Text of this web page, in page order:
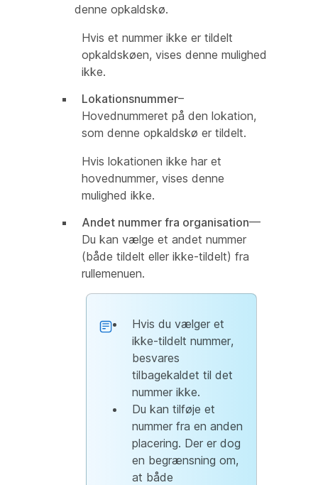
denne opkaldskø.
Hvis et nummer ikke er tildelt
opkaldskøen, vises denne mulighed
ikke.
Lokationsnummer–
Hovednummeret på den lokation,
som denne opkaldskø er tildelt.
Hvis lokationen ikke har et
hovednummer, vises denne
mulighed ikke.
Andet nummer fra organisation—
Du kan vælge et andet nummer
(både tildelt eller ikke-tildelt) fra
rullemenuen.
Hvis du vælger et
ikke-tildelt nummer,
besvares
tilbagekaldet til det
nummer ikke.
Du kan tilføje et
nummer fra en anden
placering. Der er dog
en begrænsning om,
at både